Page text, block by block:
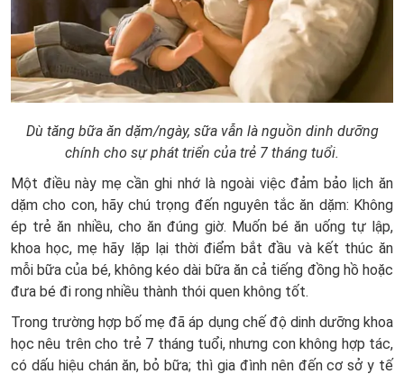
Dù tăng bữa ăn dặm/ngày, sữa vẫn là nguồn dinh dưỡng
chính cho sự phát triển của trẻ 7 tháng tuổi.
Một điều này mẹ cần ghi nhớ là ngoài việc đảm bảo lịch ăn
dặm cho con, hãy chú trọng đến nguyên tắc ăn dặm: Không
ép trẻ ăn nhiều, cho ăn đúng giờ. Muốn bé ăn uống tự lập,
khoa học, mẹ hãy lặp lại thời điểm bắt đầu và kết thúc ăn
mỗi bữa của bé, không kéo dài bữa ăn cả tiếng đồng hồ hoặc
đưa bé đi rong nhiều thành thói quen không tốt.
Trong trường hợp bố mẹ đã áp dụng chế độ dinh dưỡng khoa
học nêu trên cho trẻ 7 tháng tuổi, nhưng con không hợp tác,
có dấu hiệu chán ăn, bỏ bữa; thì gia đình nên đến cơ sở y tế